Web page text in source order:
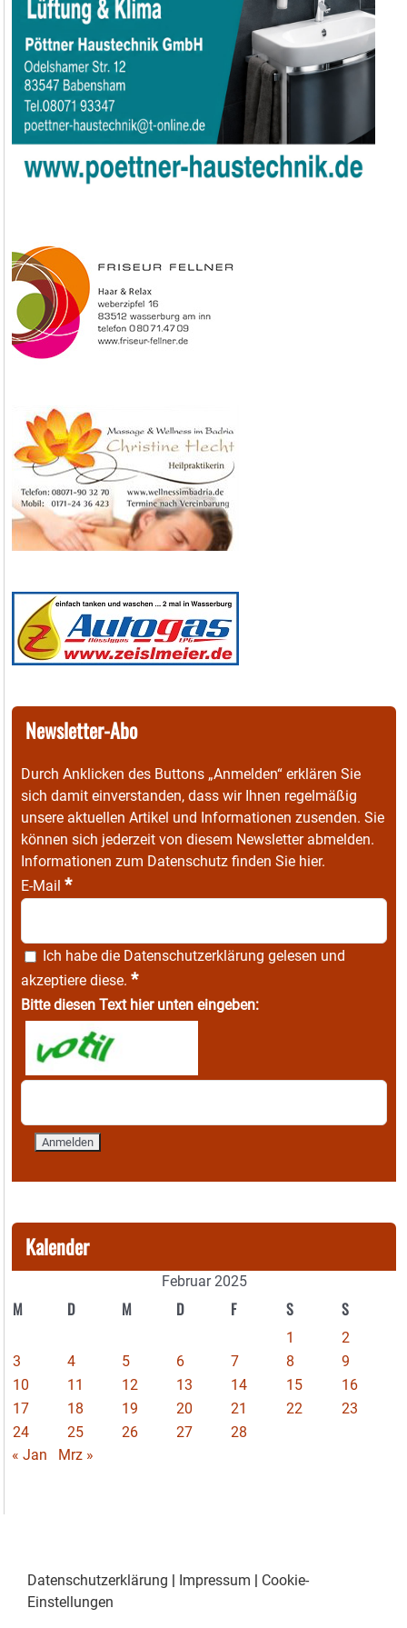
Newsletter-Abo
Durch Anklicken des Buttons „Anmelden“ erklären Sie
sich damit einverstanden, dass wir Ihnen regelmäßig
unsere aktuellen Artikel und Informationen zusenden. Sie
können sich jederzeit von diesem Newsletter abmelden.
Informationen zum Datenschutz finden Sie hier.
E-Mail *
Ich habe die Datenschutzerklärung gelesen und
akzeptiere diese. *
Bitte diesen Text hier unten eingeben:
Kalender
Februar 2025
M D M D F S S
1
2
3
4 5 6 7 8
9
10
11 12 13 14 15
16
17
18 19 20 21 22
23
24
25 26 27
28
« Jan
Mrz »
Datenschutzerklärung Impressum
Cookie-
Einstellungen